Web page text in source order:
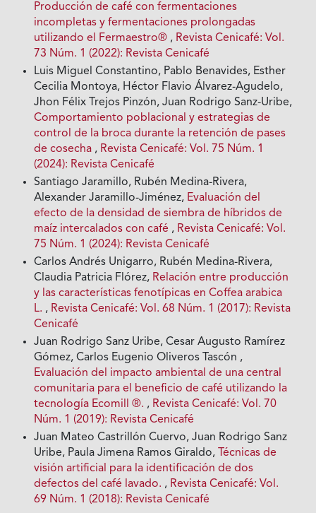
Producción de café con fermentaciones
incompletas y fermentaciones prolongadas
utilizando el Fermaestro® , Revista Cenicafé: Vol.
73 Núm. 1 (2022): Revista Cenicafé
Luis Miguel Constantino, Pablo Benavides, Esther
Cecilia Montoya, Héctor Flavio Álvarez-Agudelo,
Jhon Félix Trejos Pinzón, Juan Rodrigo Sanz-Uribe,
Comportamiento poblacional y estrategias de
control de la broca durante la retención de pases
de cosecha , Revista Cenicafé: Vol. 75 Núm. 1
(2024): Revista Cenicafé
Santiago Jaramillo, Rubén Medina-Rivera,
Alexander Jaramillo-Jiménez, Evaluación del
efecto de la densidad de siembra de híbridos de
maíz intercalados con café , Revista Cenicafé: Vol.
75 Núm. 1 (2024): Revista Cenicafé
Carlos Andrés Unigarro, Rubén Medina-Rivera,
Claudia Patricia Flórez, Relación entre producción
y las características fenotípicas en Coffea arabica
L. , Revista Cenicafé: Vol. 68 Núm. 1 (2017): Revista
Cenicafé
Juan Rodrigo Sanz Uribe, Cesar Augusto Ramírez
Gómez, Carlos Eugenio Oliveros Tascón ,
Evaluación del impacto ambiental de una central
comunitaria para el beneficio de café utilizando la
tecnología Ecomill ®. , Revista Cenicafé: Vol. 70
Núm. 1 (2019): Revista Cenicafé
Juan Mateo Castrillón Cuervo, Juan Rodrigo Sanz
Uribe, Paula Jimena Ramos Giraldo, Técnicas de
visión artificial para la identificación de dos
defectos del café lavado. , Revista Cenicafé: Vol.
69 Núm. 1 (2018): Revista Cenicafé